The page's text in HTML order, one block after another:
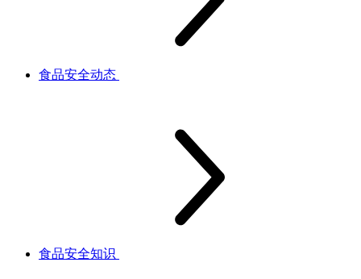
食品安全动态
食品安全知识